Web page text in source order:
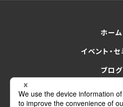
ホーム
イベント・セ
ブログ